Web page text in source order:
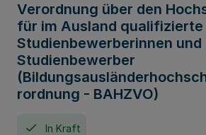
Verordnung über den
für im Ausland qualifizierte
Studienbewerberinnen und
Studienbewerber
rordnung - BAHZVO)
In Kraft